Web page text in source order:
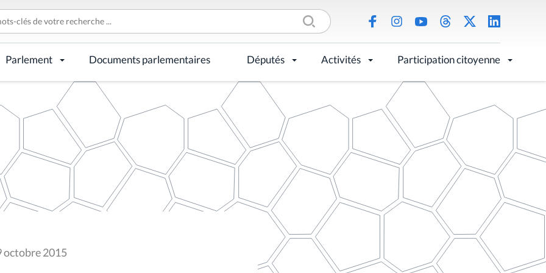
Parlement Documents parlementaires Députés Activités Participation citoyenne
octobre 2015